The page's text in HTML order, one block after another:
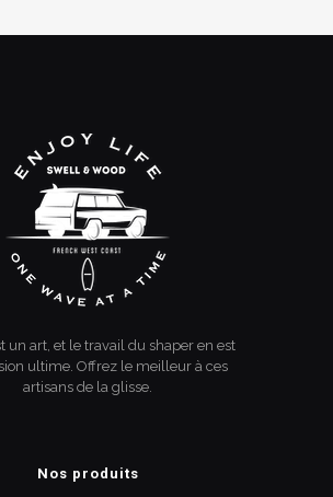
un art, et le travail du shaper en est
ultime. Offrez le meilleur à ces
artisans de la glisse.
Nos produits